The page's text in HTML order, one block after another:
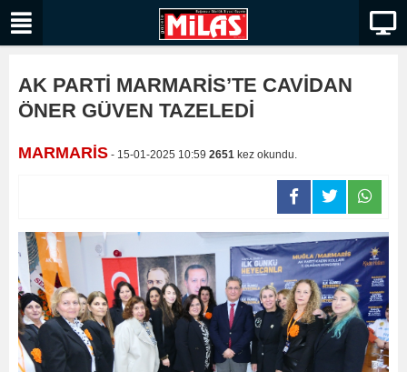
AK PARTİ MARMARİS’TE CAVİDAN
ÖNER GÜVEN TAZELEDİ
MARMARİS - 15-01-2025 10:59 2651 kez okundu.